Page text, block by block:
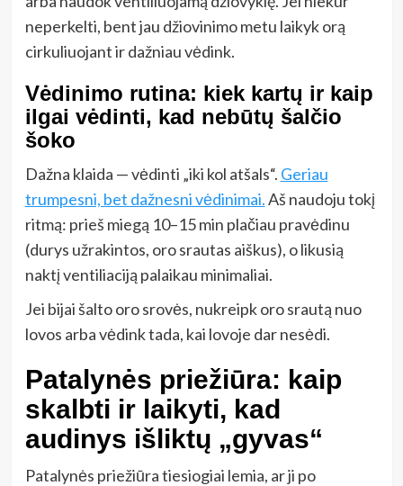
neperkelti, bent jau džiovinimo metu laikyk orą
cirkuliuojant ir dažniau vėdink.
Vėdinimo rutina: kiek kartų ir kaip
ilgai vėdinti, kad nebūtų šalčio
šoko
Dažna klaida — vėdinti „iki kol atšals“. Geriau
trumpesni, bet dažnesni vėdinimai.Aš naudoju tokį
ritmą: prieš miegą 10–15 min plačiau pravėdinu
(durys užrakintos, oro srautas aiškus), o likusią
naktį ventiliaciją palaikau minimaliai.
Jei bijai šalto oro srovės, nukreipk oro srautą nuo
lovos arba vėdink tada, kai lovoje dar nesėdi.
Patalynės priežiūra: kaip
skalbti ir laikyti, kad
audinys išliktų „gyvas“
Patalynės priežiūra tiesiogiai lemia, ar ji po